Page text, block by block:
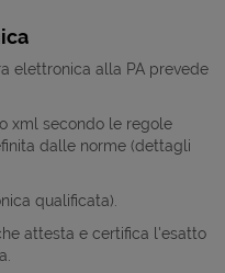
elettronica alla PA prevede
xml secondo le regole
dalle norme (dettagli
qualificata).
attesta e certifica l'esatto